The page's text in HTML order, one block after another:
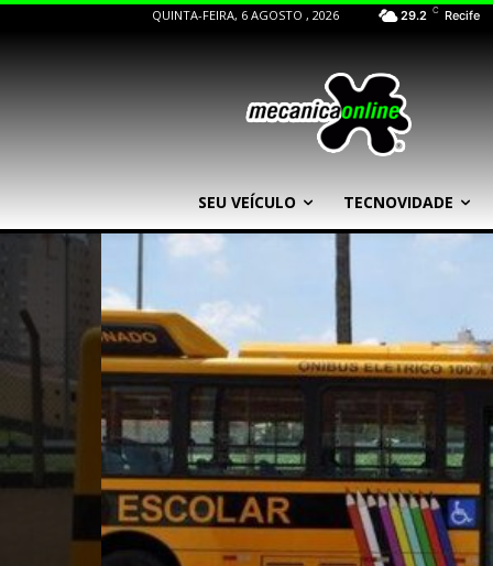
QUINTA-FEIRA, 6 AGOSTO , 2026 29.2 C Recife
SEU VEÍCULO TECNOVIDADE